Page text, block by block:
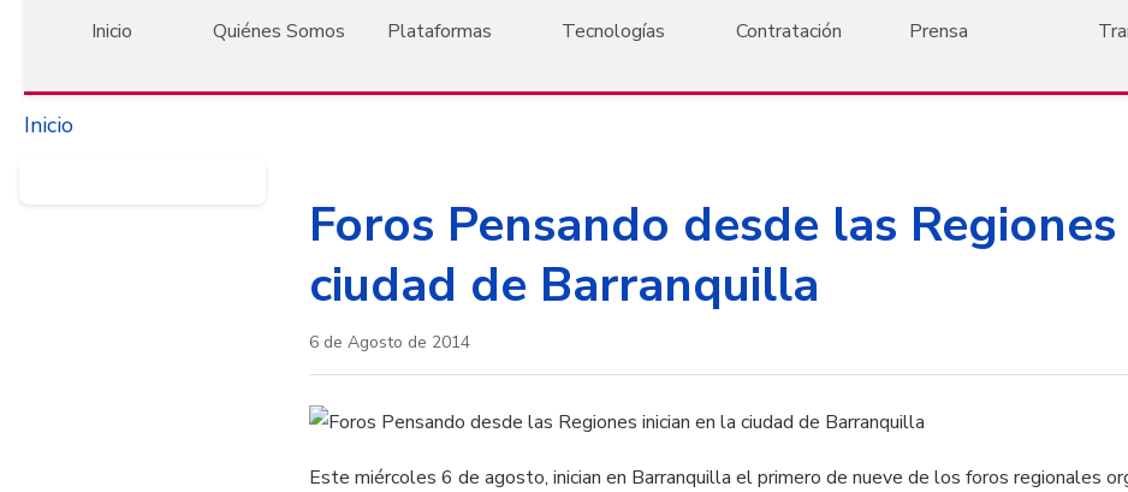
Inicio Quiénes Somos Plataformas Tecnologías Contratación Prensa
Inicio
Foros Pensando desde las
ciudad de Barranquilla
6 de Agosto de 2014
Este miércoles 6 de agosto, inician en Barranquilla el primero de nueve de los foros regionales